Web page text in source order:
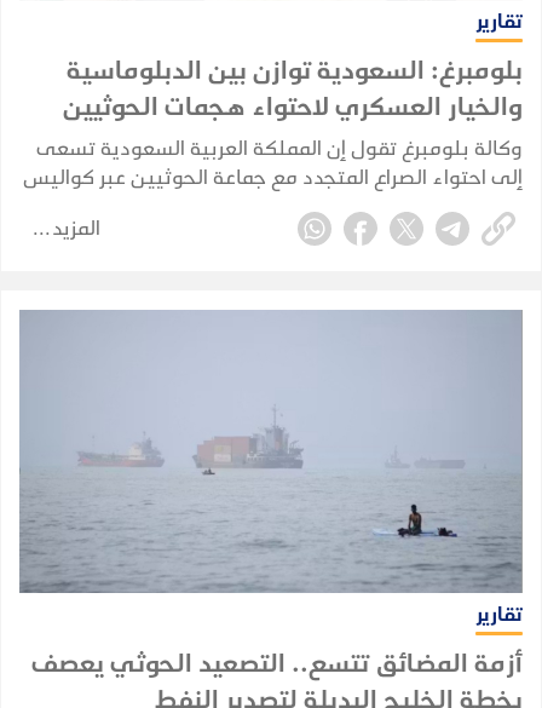
تقارير
بلومبرغ: السعودية توازن بين الدبلوماسية
والخيار العسكري لاحتواء هجمات الحوثيين
وكالة بلومبرغ تقول إن المملكة العربية السعودية تسعى
إلى احتواء الصراع المتجدد مع جماعة الحوثيين عبر كواليس
الدبلوماسية، في محاولة لمنع الاشتباكات مع الجماعة
المدعومة من إيران من الإضرار بقطاعها النفطي
المزيد
تقارير
أزمة المضائق تتسع.. التصعيد الحوثي يعصف
بخطة الخليج البديلة لتصدير النفط